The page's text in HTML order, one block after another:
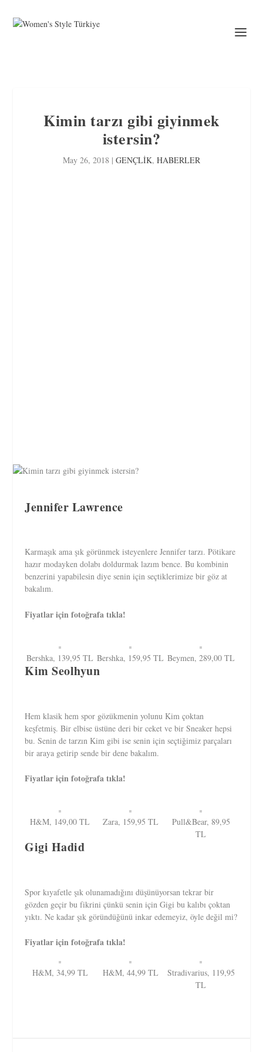
Kimin tarzı gibi giyinmek
istersin?
May 26, 2018 | GENÇLİK, HABERLER
Jennifer Lawrence
Karmaşık ama şık görünmek isteyenlere Jennifer tarzı. Pötikare
hazır modayken dolabı doldurmak lazım bence. Bu kombinin
benzerini yapabilesin diye senin için seçtiklerimize bir göz at
bakalım.
Fiyatlar için fotoğrafa tıkla!
Bershka, 139,95 TL Bershka, 159,95 TL Beymen, 289,00 TL
Kim Seolhyun
Hem klasik hem spor gözükmenin yolunu Kim çoktan
keşfetmiş. Bir elbise üstüne deri bir ceket ve bir Sneaker hepsi
bu. Senin de tarzın Kim gibi ise senin için seçtiğimiz parçaları
bir araya getirip sende bir dene bakalım.
Fiyatlar için fotoğrafa tıkla!
H&M, 149,00 TL Zara, 159,95 TL
Pull&Bear, 89,95
TL
Gigi Hadid
Spor kıyafetle şık olunamadığını düşünüyorsan tekrar bir
gözden geçir bu fikrini çünkü senin için Gigi bu kalıbı çoktan
yıktı. Ne kadar şık göründüğünü inkar edemeyiz, öyle değil mi?
Fiyatlar için fotoğrafa tıkla!
H&M, 34,99 TL H&M, 44,99 TL
Stradivarius, 119,95
TL